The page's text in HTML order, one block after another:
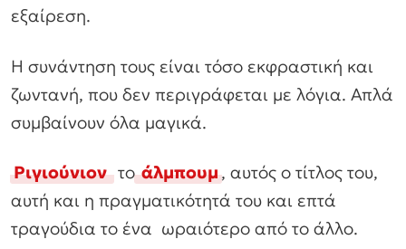
εξαίρεση.
Η συνάντηση τους είναι τόσο εκφραστική και
ζωντανή, που δεν περιγράφεται με λόγια. Απλά
συμβαίνουν όλα μαγικά.
Ριγιούνιον τοάλμπουμ, αυτός ο τίτλος του,
αυτή και η πραγματικότητά του και επτά
τραγούδια το ένα ωραιότερο από το άλλο.